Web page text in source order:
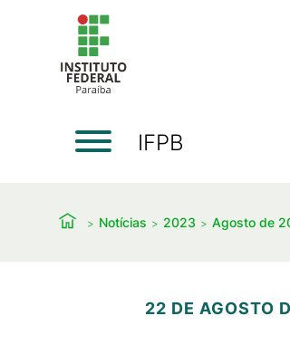
IFPB
Notícias 2023 Agosto de
22 DE AGOSTO